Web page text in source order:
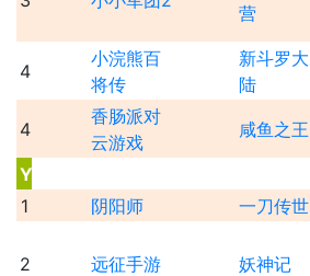
营
4
小浣熊百
将传
新斗罗大
陆
4
香肠派对
云游戏
咸鱼之王
Y
1
阴阳师 一刀传世
2 远征手游 妖神记